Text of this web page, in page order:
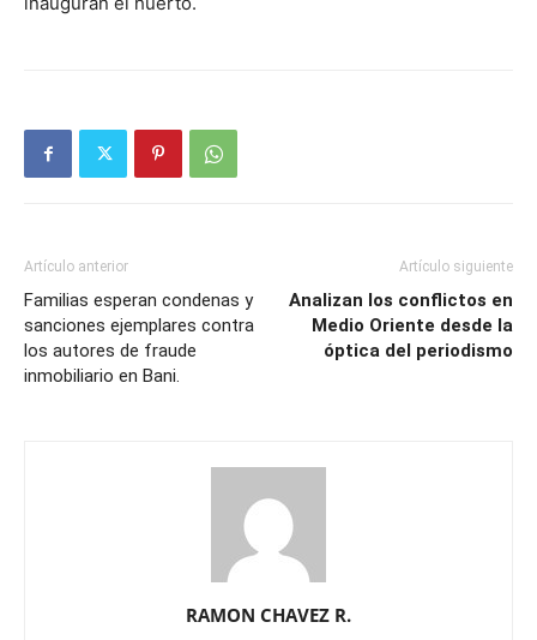
Artículo anterior
Familias esperan condenas y
sanciones ejemplares contra
los autores de fraude
inmobiliario en Bani.
Artículo siguiente
Analizan los conflictos en
Medio Oriente desde la
óptica del periodismo
RAMON CHAVEZ R.